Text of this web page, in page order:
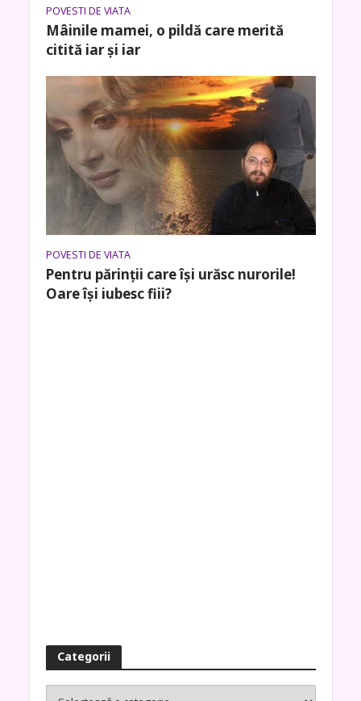
POVESTI DE VIATA
Mâinile mamei, o pildă care merită
citită iar și iar
POVESTI DE VIATA
Pentru părinții care își urăsc nurorile!
Oare își iubesc fiii?
Categorii